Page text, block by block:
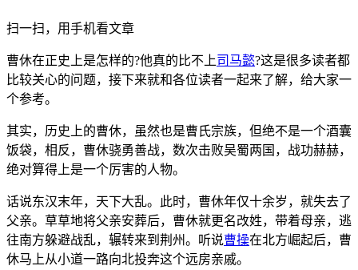
扫一扫，用手机看文章
曹休在正史上是怎样的?他真的比不上司马懿?这是很多读者都
比较关心的问题，接下来就和各位读者一起来了解，给大家一
个参考。
其实，历史上的曹休，虽然也是曹氏宗族，但绝不是一个酒囊
饭袋，相反，曹休骁勇善战，数次击败吴蜀两国，战功赫赫，
绝对算得上是一个厉害的人物。
话说东汉末年，天下大乱。此时，曹休年仅十余岁，就失去了
父亲。草草地将父亲安葬后，曹休就更名改姓，带着母亲，逃
往南方躲避战乱，辗转来到荆州。听说曹操在北方崛起后，曹
休马上从小道一路向北投奔这个远房亲戚。